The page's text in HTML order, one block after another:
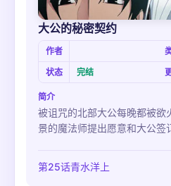
大公的秘密契约
作者
状态
完结
简介
被诅咒的北部大公每晚都被欲
景的魔法师提出愿意和大公签
第25话青水洋上